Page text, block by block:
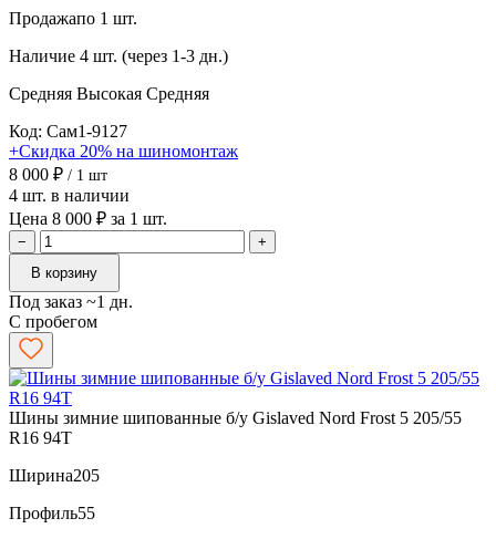
Продажапо 1 шт.
Наличие 4 шт. (через 1-3 дн.)
Средняя Высокая Средняя
Код: Сам1-9127
+Скидка 20% на шиномонтаж
8 000 ₽ / 1 шт
4 шт. в наличии
Цена 8 000 ₽ за 1 шт.
−
+
В корзину
Под заказ ~1 дн.
С пробегом
Шины зимние шипованные б/у Gislaved Nord Frost 5 205/55
R16 94T
Ширина205
Профиль55